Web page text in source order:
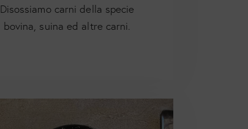
Disossiamo carni della specie
bovina, suina ed altre carni.